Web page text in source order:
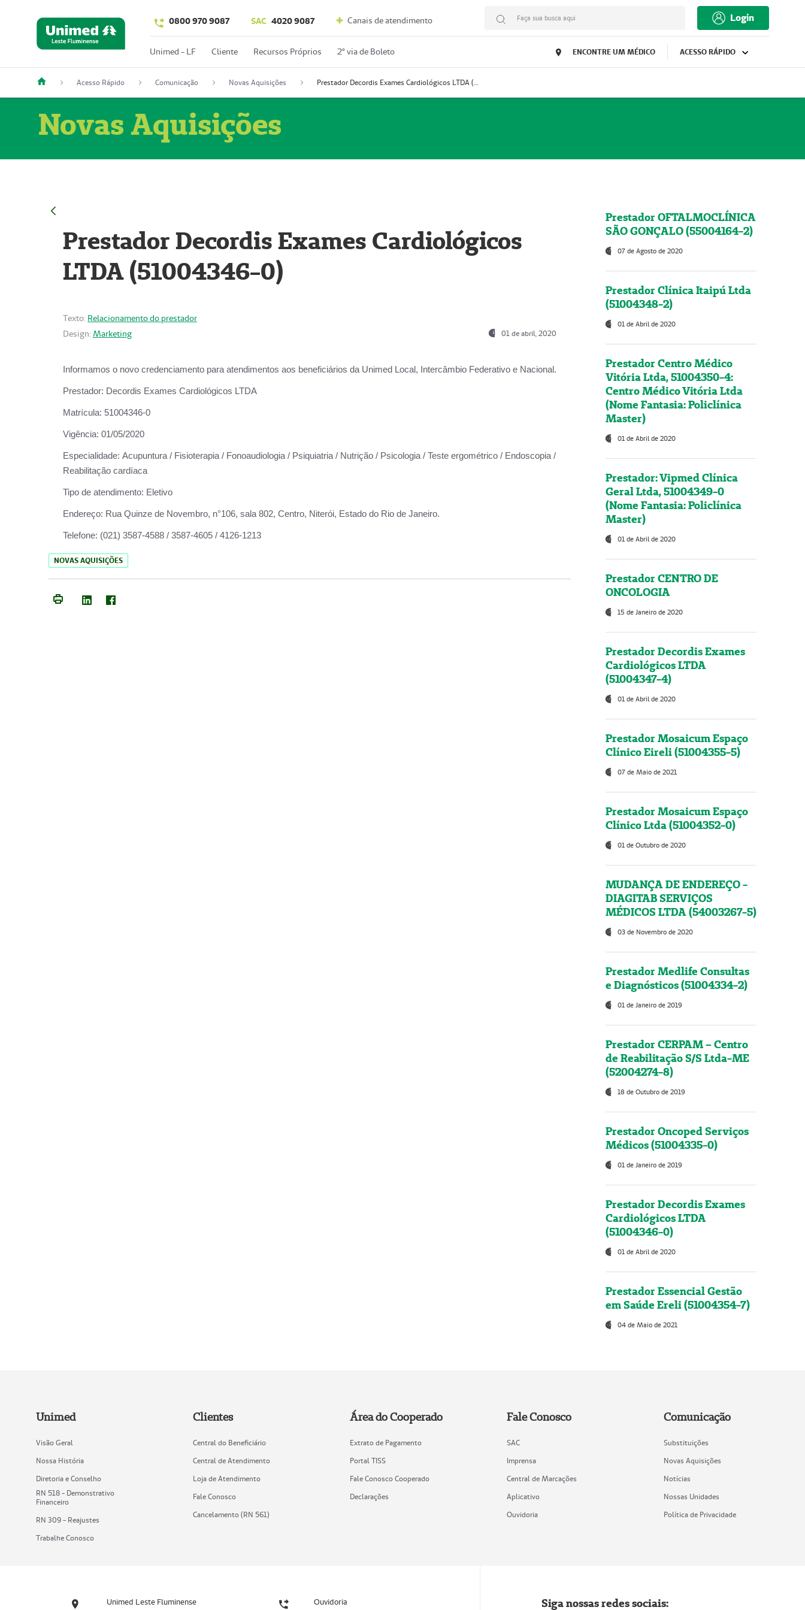
0800 970 9087 SAC 4020 9087 Canais de atendimento Faça sua busca aqui Login
Unimed - LF Cliente Recursos Próprios 2º via de Boleto ENCONTRE UM MÉDICO ACESSO RÁPIDO
Acesso Rápido Comunicação Novas Aquisições Prestador Decordis Exames Cardiológicos LTDA (51004346-0)
Novas Aquisições
Prestador Decordis Exames Cardiológicos
LTDA (51004346-0)
Texto: Relacionamento do prestador
Design: Marketing 01 de abril, 2020
Informamos o novo credenciamento para atendimentos aos beneficiários da Unimed Local, Intercâmbio Federativo e Nacional.
Prestador: Decordis Exames Cardiológicos LTDA
Matrícula: 51004346-0
Vigência: 01/05/2020
Especialidade: Acupuntura / Fisioterapia / Fonoaudiologia / Psiquiatria / Nutrição / Psicologia / Teste ergométrico / Endoscopia /
Reabilitação cardíaca
Tipo de atendimento: Eletivo
Endereço: Rua Quinze de Novembro, n°106, sala 802, Centro, Niterói, Estado do Rio de Janeiro.
Telefone: (021) 3587-4588 / 3587-4605 / 4126-1213
NOVAS AQUISIÇÕES
Prestador OFTALMOCLÍNICA
SÃO GONÇALO (55004164-2)
07 de Agosto de 2020
Prestador Clínica Itaipú Ltda
(51004348-2)
01 de Abril de 2020
Prestador Centro Médico
Vitória Ltda, 51004350-4:
Centro Médico Vitória Ltda
(Nome Fantasia: Policlínica
Master)
01 de Abril de 2020
Prestador: Vipmed Clínica
Geral Ltda, 51004349-0
(Nome Fantasia: Policlínica
Master)
01 de Abril de 2020
Prestador CENTRO DE
ONCOLOGIA
15 de Janeiro de 2020
Prestador Decordis Exames
Cardiológicos LTDA
(51004347-4)
01 de Abril de 2020
Prestador Mosaicum Espaço
Clínico Eireli (51004355-5)
07 de Maio de 2021
Prestador Mosaicum Espaço
Clínico Ltda (51004352-0)
01 de Outubro de 2020
MUDANÇA DE ENDEREÇO -
DIAGITAB SERVIÇOS
MÉDICOS LTDA (54003267-5)
03 de Novembro de 2020
Prestador Medlife Consultas
e Diagnósticos (51004334-2)
01 de Janeiro de 2019
Prestador CERPAM – Centro
de Reabilitação S/S Ltda-ME
(52004274-8)
18 de Outubro de 2019
Prestador Oncoped Serviços
Médicos (51004335-0)
01 de Janeiro de 2019
Prestador Decordis Exames
Cardiológicos LTDA
(51004346-0)
01 de Abril de 2020
Prestador Essencial Gestão
em Saúde Ereli (51004354-7)
04 de Maio de 2021
Unimed
Visão Geral
Nossa História
Diretoria e Conselho
RN 518 - Demonstrativo
Financeiro
RN 309 - Reajustes
Trabalhe Conosco
Clientes
Central do Beneficiário
Central de Atendimento
Loja de Atendimento
Fale Conosco
Cancelamento (RN 561)
Área do Cooperado
Extrato de Pagamento
Portal TISS
Fale Conosco Cooperado
Declarações
Fale Conosco
SAC
Imprensa
Central de Marcações
Aplicativo
Ouvidoria
Comunicação
Substituições
Novas Aquisições
Notícias
Nossas Unidades
Política de Privacidade
Unimed Leste Fluminense Ouvidoria Siga nossas redes sociais: